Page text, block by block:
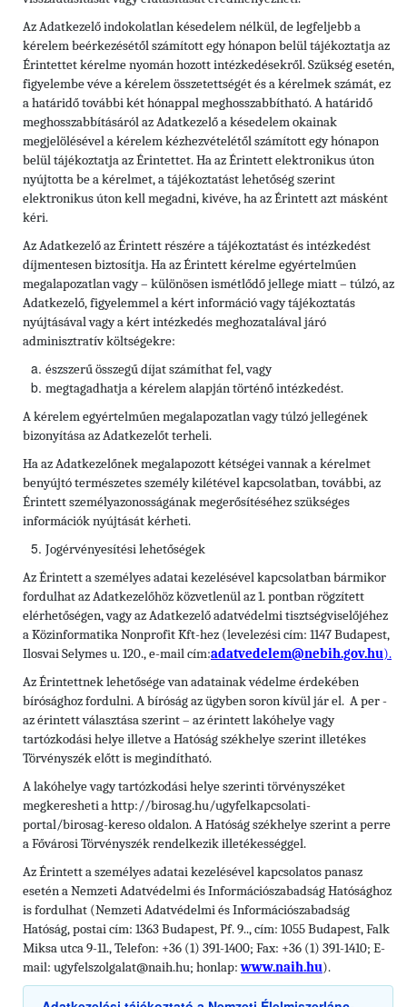
Az Adatkezelő indokolatlan késedelem nélkül, de legfeljebb a
kérelem beérkezésétől számított egy hónapon belül tájékoztatja az
Érintettet kérelme nyomán hozott intézkedésekről. Szükség esetén,
figyelembe véve a kérelem összetettségét és a kérelmek számát, ez
a határidő további két hónappal meghosszabbítható. A határidő
meghosszabbításáról az Adatkezelő a késedelem okainak
megjelölésével a kérelem kézhezvételétől számított egy hónapon
belül tájékoztatja az Érintettet. Ha az Érintett elektronikus úton
nyújtotta be a kérelmet, a tájékoztatást lehetőség szerint
elektronikus úton kell megadni, kivéve, ha az Érintett azt másként
kéri.
Az Adatkezelő az Érintett részére a tájékoztatást és intézkedést
díjmentesen biztosítja. Ha az Érintett kérelme egyértelműen
megalapozatlan vagy – különösen ismétlődő jellege miatt – túlzó, az
Adatkezelő, figyelemmel a kért információ vagy tájékoztatás
nyújtásával vagy a kért intézkedés meghozatalával járó
adminisztratív költségekre:
észszerű összegű díjat számíthat fel, vagy
megtagadhatja a kérelem alapján történő intézkedést.
A kérelem egyértelműen megalapozatlan vagy túlzó jellegének
bizonyítása az Adatkezelőt terheli.
Ha az Adatkezelőnek megalapozott kétségei vannak a kérelmet
benyújtó természetes személy kilétével kapcsolatban, további, az
Érintett személyazonosságának megerősítéséhez szükséges
információk nyújtását kérheti.
Jogérvényesítési lehetőségek
Az Érintett a személyes adatai kezelésével kapcsolatban bármikor
fordulhat az Adatkezelőhöz közvetlenül az 1. pontban rögzített
elérhetőségen, vagy az Adatkezelő adatvédelmi tisztségviselőjéhez
a Közinformatika Nonprofit Kft-hez (levelezési cím: 1147 Budapest,
Ilosvai Selymes u. 120., e-mail cím:adatvedelem@nebih.gov.hu).
Az Érintettnek lehetősége van adatainak védelme érdekében
bírósághoz fordulni. A bíróság az ügyben soron kívül jár el. A per -
az érintett választása szerint – az érintett lakóhelye vagy
tartózkodási helye illetve a Hatóság székhelye szerint illetékes
Törvényszék előtt is megindítható.
A lakóhelye vagy tartózkodási helye szerinti törvényszéket
megkeresheti a http://birosag.hu/ugyfelkapcsolati-
portal/birosag-kereso oldalon. A Hatóság székhelye szerint a perre
a Fővárosi Törvényszék rendelkezik illetékességgel.
Az Érintett a személyes adatai kezelésével kapcsolatos panasz
esetén a Nemzeti Adatvédelmi és Információszabadság Hatósághoz
is fordulhat (Nemzeti Adatvédelmi és Információszabadság
Hatóság, postai cím: 1363 Budapest, Pf. 9.., cím: 1055 Budapest, Falk
Miksa utca 9-11., Telefon: +36 (1) 391-1400; Fax: +36 (1) 391-1410; E-
mail: ugyfelszolgalat@naih.hu; honlap:www.naih.hu).